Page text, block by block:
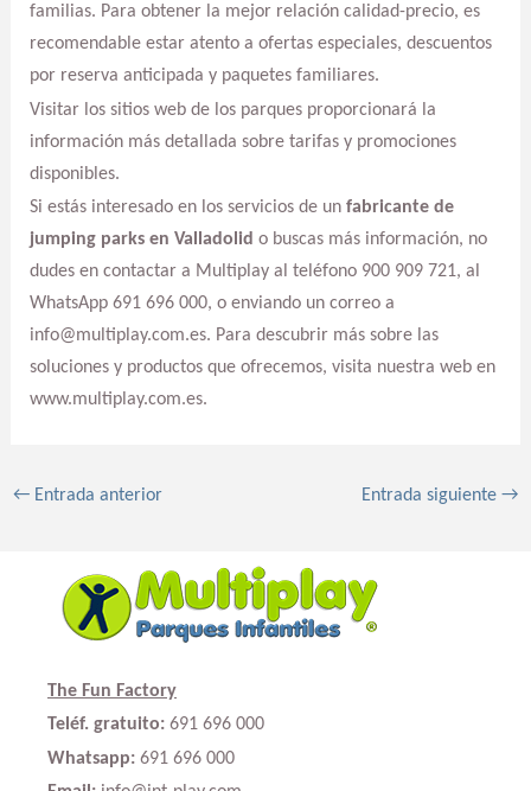
familias. Para obtener la mejor relación calidad-precio, es
recomendable estar atento a ofertas especiales, descuentos
por reserva anticipada y paquetes familiares.
Visitar los sitios web de los parques proporcionará la
información más detallada sobre tarifas y promociones
disponibles.
Si estás interesado en los servicios de un fabricante de
jumping parks en Valladolid o buscas más información, no
dudes en contactar a Multiplay al teléfono 900 909 721, al
WhatsApp 691 696 000, o enviando un correo a
info@multiplay.com.es. Para descubrir más sobre las
soluciones y productos que ofrecemos, visita nuestra web en
www.multiplay.com.es.
←Entrada anterior Entrada siguiente→
The Fun Factory
Teléf. gratuito: 691 696 000
Whatsapp: 691 696 000